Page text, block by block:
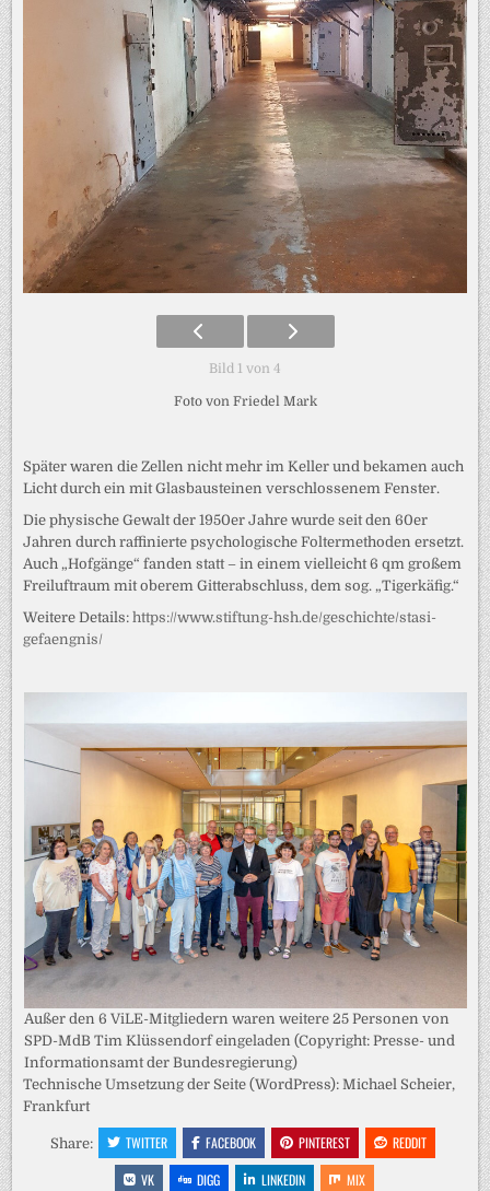
Bild 1 von 4
Foto von Friedel Mark
Später waren die Zellen nicht mehr im Keller und bekamen auch
Licht durch ein mit Glasbausteinen verschlossenem Fenster.
Die physische Gewalt der 1950er Jahre wurde seit den 60er
Jahren durch raffinierte psychologische Foltermethoden ersetzt.
Auch „Hofgänge“ fanden statt – in einem vielleicht 6 qm großem
Freiluftraum mit oberem Gitterabschluss, dem sog. „Tigerkäfig.“
Weitere Details:https://www.stiftung-hsh.de/geschichte/stasi-
gefaengnis/
Außer den 6 ViLE-Mitgliedern waren weitere 25 Personen von
SPD-MdB Tim Klüssendorf eingeladen (Copyright: Presse- und
Informationsamt der Bundesregierung)
Technische Umsetzung der Seite (WordPress): Michael Scheier,
Frankfurt
Share: TWITTER FACEBOOK PINTEREST
REDDIT
VK
DIGG LINKEDIN MIX